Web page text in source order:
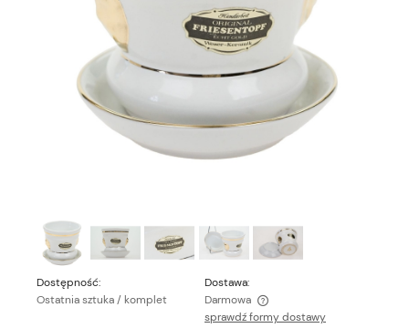
Dostępność:
Ostatnia sztuka / komplet
Dostawa:
Darmowa
Cena nie zawiera ewentualnych kosztów płatności
sprawdź formy dostawy